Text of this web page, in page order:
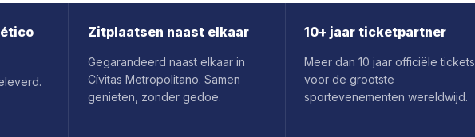
Zitplaatsen naast elkaar
Gegarandeerd naast elkaar in
Cívitas Metropolitano. Samen
genieten, zonder gedoe.
10+ jaar ticketpartner
Meer dan 10 jaar officiële tickets
voor de grootste
sportevenementen wereldwijd.